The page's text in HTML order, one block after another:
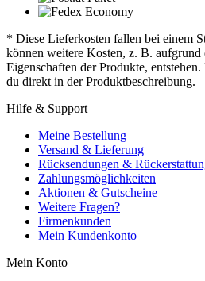
* Diese Lieferkosten fallen bei einem
können weitere Kosten, z. B. aufgrund
Eigenschaften der Produkte,
du direkt in der Produktbeschreibung.
Hilfe & Support
Meine Bestellung
Versand & Lieferung
Rücksendungen &
Zahlungsmöglichkeiten
Aktionen & Gutscheine
Weitere Fragen?
Firmenkunden
Mein Kundenkonto
Mein Konto